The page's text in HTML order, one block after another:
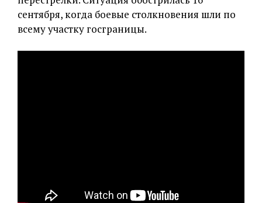
сентября, когда боевые столкновения шли по
всему участку госграницы.